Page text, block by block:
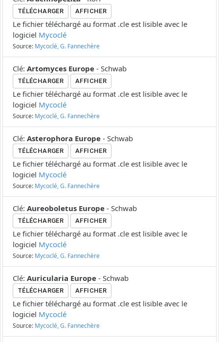
TÉLÉCHARGER AFFICHER
Le fichier téléchargé au format .cle est lisible avec le
logiciel Mycoclé
Source: Mycoclé, G. Fannechère
Clé: Artomyces Europe - Schwab
TÉLÉCHARGER AFFICHER
Le fichier téléchargé au format .cle est lisible avec le
logiciel Mycoclé
Source: Mycoclé, G. Fannechère
Clé: Asterophora Europe - Schwab
TÉLÉCHARGER AFFICHER
Le fichier téléchargé au format .cle est lisible avec le
logiciel Mycoclé
Source: Mycoclé, G. Fannechère
Clé: Aureoboletus Europe - Schwab
TÉLÉCHARGER AFFICHER
Le fichier téléchargé au format .cle est lisible avec le
logiciel Mycoclé
Source: Mycoclé, G. Fannechère
Clé: Auricularia Europe - Schwab
TÉLÉCHARGER AFFICHER
Le fichier téléchargé au format .cle est lisible avec le
logiciel Mycoclé
Source: Mycoclé, G. Fannechère